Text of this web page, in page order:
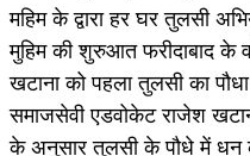
महिम के द्वारा हर घर तुलसी
मुहिम की शुरुआत फरीदाबाद के
खटाना को पहला तुलसी का
समाजसेवी एडवोकेट राजेश
के अनुसार तुलसी के पौधे में धन